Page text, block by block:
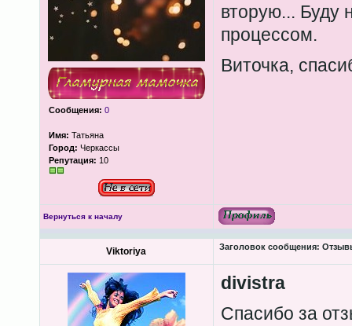
Сообщения: 0
Имя: Татьяна
Город: Черкассы
Репутация: 10
вторую... Буду
процессом.
Виточка,
Вернуться к началу
Viktoriya Заголовок сообщения:
divistra
Спасибо за